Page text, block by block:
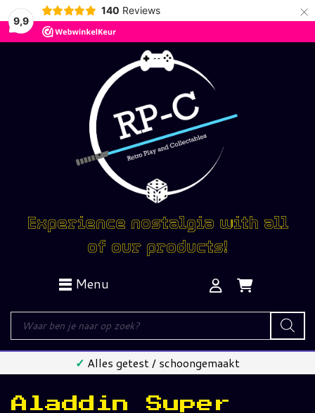
9,9
140 Reviews ×
Experience nostalgia with all
of our products!
Menu
Producten
zoeken
✓ Alles getest / schoongemaakt
Aladdin Super